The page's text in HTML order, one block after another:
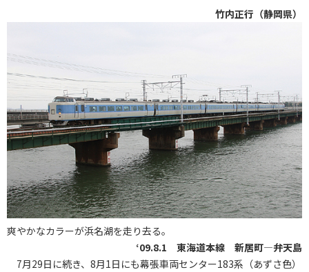
竹内正行（静岡県）
爽やかなカラーが浜名湖を走り去る。
‘09.8.1 東海道本線 新居町―弁天島
7月29日に続き、8月1日にも幕張車両センター183系（あずさ色）